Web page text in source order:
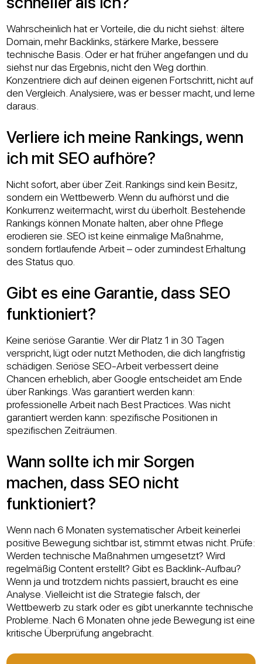
Wahrscheinlich hat er Vorteile, die du nicht siehst: ältere
Domain, mehr Backlinks, stärkere Marke, bessere
technische Basis. Oder er hat früher angefangen und du
siehst nur das Ergebnis, nicht den Weg dorthin.
Konzentriere dich auf deinen eigenen Fortschritt, nicht auf
den Vergleich. Analysiere, was er besser macht, und lerne
daraus.
Verliere ich meine Rankings, wenn
ich mit SEO aufhöre?
Nicht sofort, aber über Zeit. Rankings sind kein Besitz,
sondern ein Wettbewerb. Wenn du aufhörst und die
Konkurrenz weitermacht, wirst du überholt. Bestehende
Rankings können Monate halten, aber ohne Pflege
erodieren sie. SEO ist keine einmalige Maßnahme,
sondern fortlaufende Arbeit – oder zumindest Erhaltung
des Status quo.
Gibt es eine Garantie, dass SEO
funktioniert?
Keine seriöse Garantie. Wer dir Platz 1 in 30 Tagen
verspricht, lügt oder nutzt Methoden, die dich langfristig
schädigen. Seriöse SEO-Arbeit verbessert deine
Chancen erheblich, aber Google entscheidet am Ende
über Rankings. Was garantiert werden kann:
professionelle Arbeit nach Best Practices. Was nicht
garantiert werden kann: spezifische Positionen in
spezifischen Zeiträumen.
Wann sollte ich mir Sorgen
machen, dass SEO nicht
funktioniert?
Wenn nach 6 Monaten systematischer Arbeit keinerlei
positive Bewegung sichtbar ist, stimmt etwas nicht. Prüfe:
Werden technische Maßnahmen umgesetzt? Wird
regelmäßig Content erstellt? Gibt es Backlink-Aufbau?
Wenn ja und trotzdem nichts passiert, braucht es eine
Analyse. Vielleicht ist die Strategie falsch, der
Wettbewerb zu stark oder es gibt unerkannte technische
Probleme. Nach 6 Monaten ohne jede Bewegung ist eine
kritische Überprüfung angebracht.